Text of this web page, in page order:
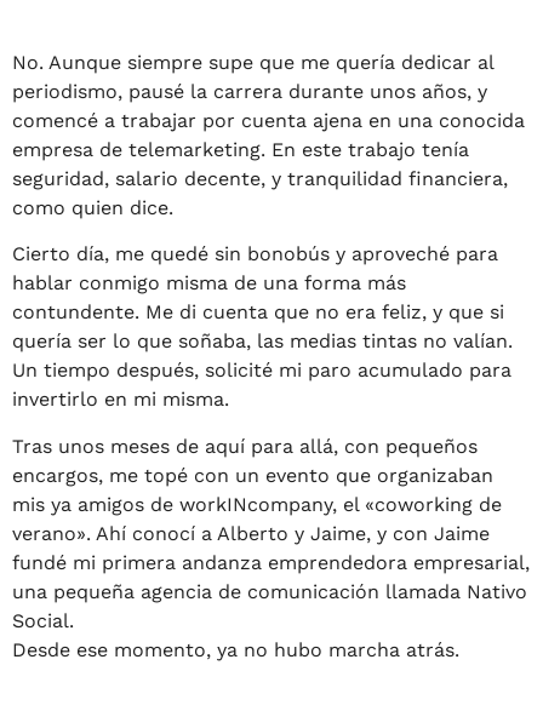
No. Aunque siempre supe que me quería dedicar al
periodismo, pausé la carrera durante unos años, y
comencé a trabajar por cuenta ajena en una conocida
empresa de telemarketing. En este trabajo tenía
seguridad, salario decente, y tranquilidad financiera,
como quien dice.
Cierto día, me quedé sin bonobús y aproveché para
hablar conmigo misma de una forma más
contundente. Me di cuenta que no era feliz, y que si
quería ser lo que soñaba, las medias tintas no valían.
Un tiempo después, solicité mi paro acumulado para
invertirlo en mi misma.
Tras unos meses de aquí para allá, con pequeños
encargos, me topé con un evento que organizaban
mis ya amigos de workINcompany, el «coworking de
verano». Ahí conocí a Alberto y Jaime, y con Jaime
fundé mi primera andanza emprendedora empresarial,
una pequeña agencia de comunicación llamada Nativo
Social.
Desde ese momento, ya no hubo marcha atrás.